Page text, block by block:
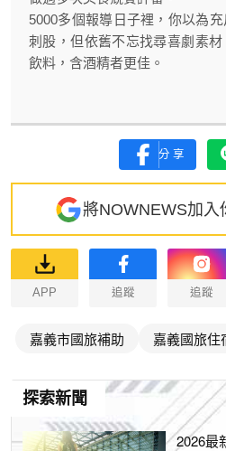
5000多個報導日子裡，你以為
刺股，但依舊不忘找尋喜劇素
飲料，含酒精者更佳。
分享
將NOWNEWS加入
APP 追蹤 追蹤
嘉義市國旅補助 嘉義國旅住
探索新聞
2026最